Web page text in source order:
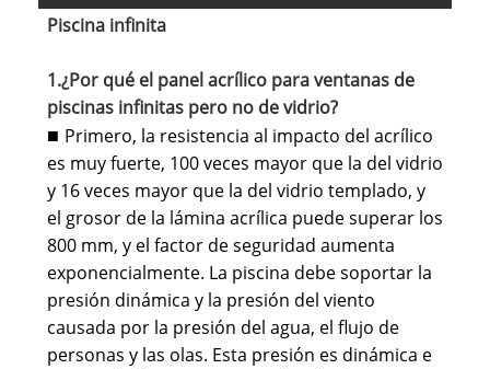
Piscina infinita
1.¿Por qué el panel acrílico para ventanas de
piscinas infinitas pero no de vidrio?
■ Primero, la resistencia al impacto del acrílico
es muy fuerte, 100 veces mayor que la del vidrio
y 16 veces mayor que la del vidrio templado, y
el grosor de la lámina acrílica puede superar los
800 mm, y el factor de seguridad aumenta
exponencialmente. La piscina debe soportar la
presión dinámica y la presión del viento
causada por la presión del agua, el flujo de
personas y las olas. Esta presión es dinámica e